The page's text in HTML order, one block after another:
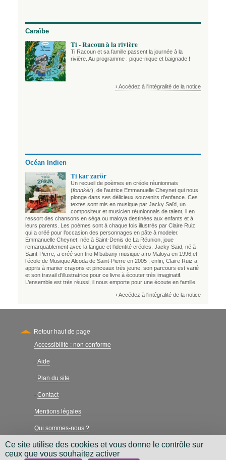
Caraïbe
Ti - Racoun à la rivière
Ti Racoun et sa famille passent la journée à la
rivière. Au programme : pique-nique et baignade !
› Accédez à l'intégralité de la notice
Océan Indien
Ti kar zarör
Un recueil de poèmes en créole réunionnais
(fonnkèr), de l’autrice Emmanuelle Cheynet qui nous
plonge dans ses délicieux souvenirs d’enfance. Ces
textes sont mis en musique par Jacky Saïd, un
compositeur et musicien réunionnais de talent, il en
ressort des chansons en séga ou maloya destinées aux enfants et à
leurs parents. Les poèmes sont à chaque fois illustrés par Claire Ruiz
qui a créé pour l’occasion des personnages en pâte à modeler.
Emmanuelle Cheynet, née à Saint-Denis de La Réunion, joue
remarquablement avec la langue et l’identité créoles. Jacky Saïd, né à
Saint-Pierre, a créé son trio M’babany musique afro Maloya en 1996,et
l’école de Musique Alcoda de Saint-Pierre en 2005 ; enfin, Claire Ruiz a
appris à manier crayons et pinceaux très jeune, son parcours est varié
et son travail d’illustratrice pour ce livre à écouter très imaginatif.
L’ensemble est très réussi, il nous emporte pour une écoute en famille.
› Accédez à l'intégralité de la notice
Retour haut de page
Secondary
Accessibilité : non conforme
- Aide
- Plan du site
- Contact
Mentions légales
Qui sommes-nous ?
Charte néthique
Ce site utilise des cookies et vous donne le contrôle sur
ceux que vous souhaitez activer